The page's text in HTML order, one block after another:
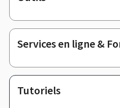
de
page
Services en ligne &
Tutoriels